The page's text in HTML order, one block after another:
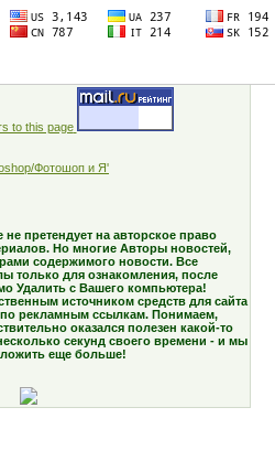
претендует на авторское право
Но многие Авторы новостей,
содержимого новости. Все
только для ознакомления, после
Удалить с Вашего компьютера!
источником средств для сайта
рекламным ссылкам. Понимаем,
оказался полезен какой-то
секунд своего времени - и мы
еще больше!